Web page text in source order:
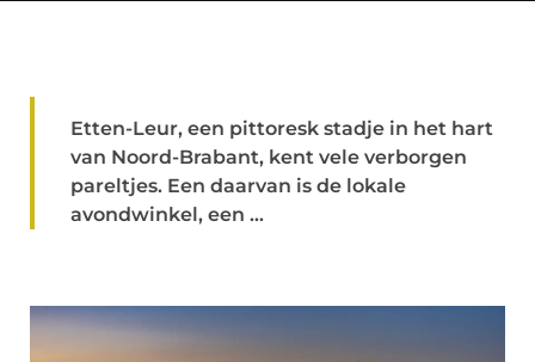
Etten-Leur, een pittoresk stadje in het hart
van Noord-Brabant, kent vele verborgen
pareltjes. Een daarvan is de lokale
avondwinkel, een ...